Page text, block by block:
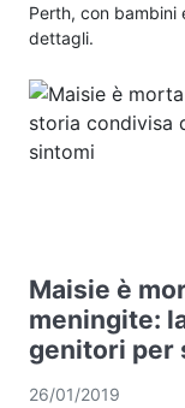
Perth, con bambini
dettagli.
Maisie è
meningite:
genitori per
26/01/2019